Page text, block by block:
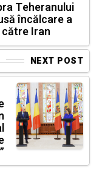
Teheranului
încălcare a
Iran
NEXT POST